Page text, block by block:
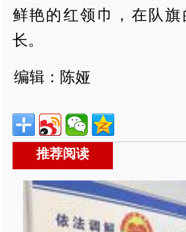
鲜艳的红领巾，在队
长。
编辑：陈娅
推荐阅读